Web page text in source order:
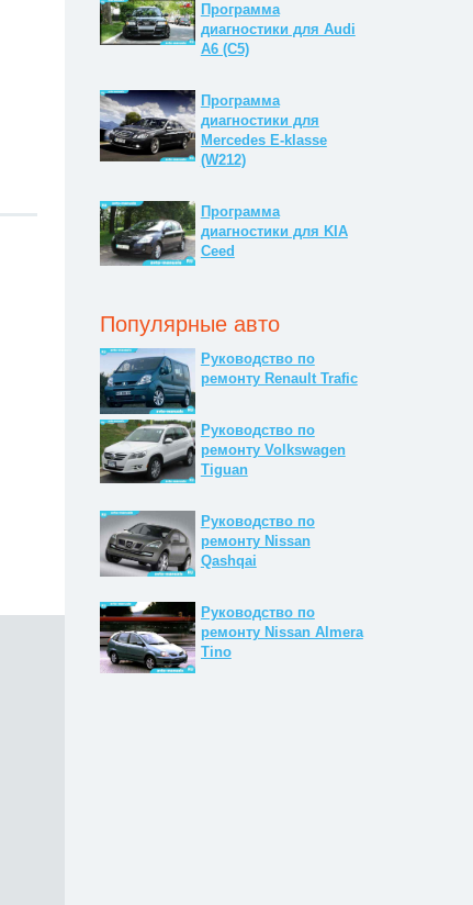
Программа
диагностики для Audi
A6 (C5)
Программа
диагностики для
Mercedes E-klasse
(W212)
Программа
диагностики для KIA
Ceed
Популярные авто
Руководство по
ремонту Renault Trafic
Руководство по
ремонту Volkswagen
Tiguan
Руководство по
ремонту Nissan
Qashqai
Руководство по
ремонту Nissan Almera
Tino